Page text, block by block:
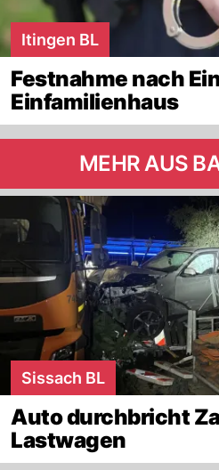
Itingen BL
Festnahme nach
Einfamilienhaus
MEHR AUS
Sissach BL
Auto durchbricht
Lastwagen